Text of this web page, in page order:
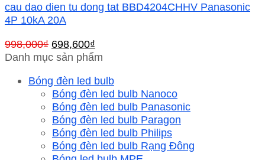
cau dao dien tu dong tat BBD4204CHHV Panasonic
4P 10kA 20A
998,000₫ Giá
gốc
998,000₫.
698,600₫
hiện
là:
698,600₫.
Danh mục sản phẩm
Bóng đèn led bulb
Bóng đèn led bulb Nanoco
Bóng đèn led bulb Panasonic
Bóng đèn led bulb Paragon
Bóng đèn led bulb Philips
Bóng đèn led bulb Rạng Đông